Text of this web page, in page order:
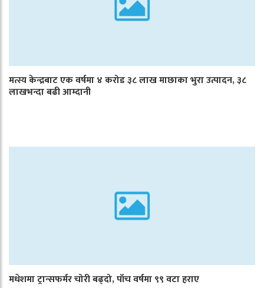
मत्स्य केन्द्रबाट एक वर्षमा ४ करोड ३८ लाख माछाका भुरा उत्पादन, ३८
लाखभन्दा बढी आम्दानी
मधेशमा ट्रान्सफर्मर चोरी बढ्दो, पाँच वर्षमा ९९ वटा हराए